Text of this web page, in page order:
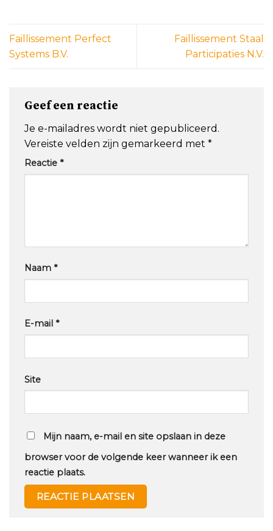
Faillissement Perfect
Systems B.V.
Faillissement Staal
Participaties N.V.
Geef een reactie
Je e-mailadres wordt niet gepubliceerd.
Vereiste velden zijn gemarkeerd met *
Reactie *
Naam *
E-mail *
Site
Mijn naam, e-mail en site opslaan in deze
browser voor de volgende keer wanneer ik een
reactie plaats.